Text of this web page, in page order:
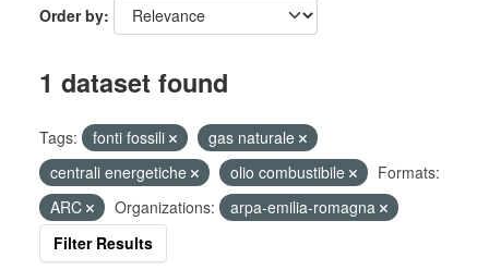
Order by
1 dataset found
Tags: fonti fossili
gas naturale
centrali energetiche
olio combustibile
Formats:
ARC
Organizations:
arpa-emilia-romagna
Filter Results